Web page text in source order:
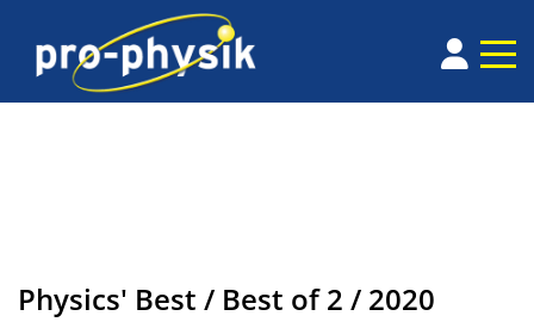
Physics' Best / Best of2 / 2020